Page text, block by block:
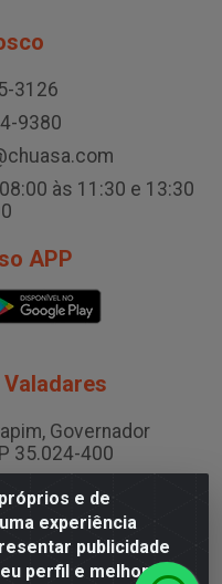
e de
experiência
publicidade
perfil e melhorar a
3126
9380
às 11:30 e 13:30
APP
Governador
35.024-400
0003-36
Fora